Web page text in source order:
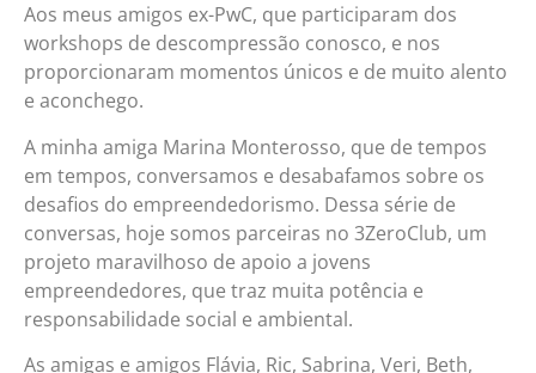
Aos meus amigos ex-PwC, que participaram dos
workshops de descompressão conosco, e nos
proporcionaram momentos únicos e de muito alento
e aconchego.
A minha amiga Marina Monterosso, que de tempos
em tempos, conversamos e desabafamos sobre os
desafios do empreendedorismo. Dessa série de
conversas, hoje somos parceiras no 3ZeroClub, um
projeto maravilhoso de apoio a jovens
empreendedores, que traz muita potência e
responsabilidade social e ambiental.
As amigas e amigos Flávia, Ric, Sabrina, Veri, Beth,